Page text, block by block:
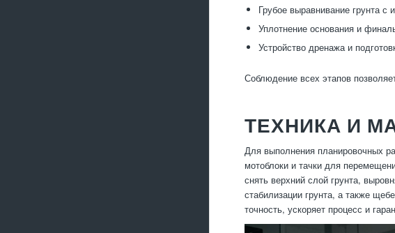
Грубое выравнивание грунта с
Уплотнение основания и
Устройство дренажа и
Соблюдение всех этапов
ТЕХНИКА И
Для выполнения планировочных
мотоблоки и тачки для
снять верхний слой грунта,
стабилизации грунта, а также
точность, ускоряет процесс и